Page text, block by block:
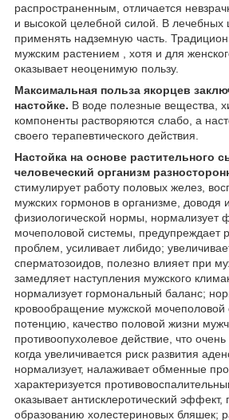
распространенным, отличается
и высокой целебной силой. В лечебных
применять надземную часть.
мужским растением , хотя и для
оказывает неоценимую пользу.
Максимальная польза якорцев
настойке. В воде полезные вещества,
компоненты растворяются слабо, а
своего терапевтического действия.
Настойка на основе растительного
человеческий организм
стимулирует работу половых желез,
мужских гормонов в организме, доводя
физиологической нормы, нормализует
мочеполовой системы, предупреждает
проблем, усиливает либидо;
сперматозоидов, полезно влияет при
замедляет наступления мужского
нормализует гормональный баланс;
кровообращение мужской мочеполовой
потенцию, качество половой жизни
противоопухолевое действие, что
когда увеличивается риск развития
нормализует, налаживает обменные
характеризуется
оказывает антисклеротический эффект,
образованию холестериновых бляшек;